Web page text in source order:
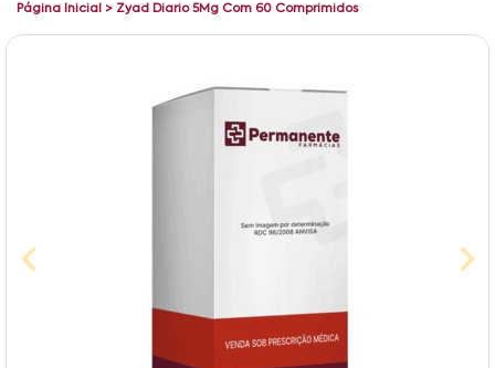
Página Inicial > Zyad Diario 5Mg Com 60 Comprimidos